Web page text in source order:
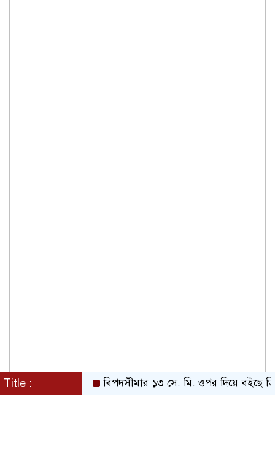
Title : বিপদসীমার ১৩ সে. মি. ওপর দিয়ে বইছে তিস্তার